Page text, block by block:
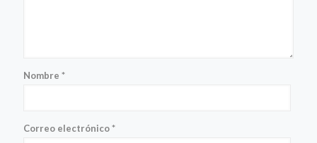
Nombre *
Correo electrónico*